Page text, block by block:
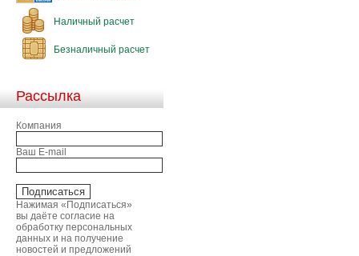
Наличный расчет
Безналичный расчет
Рассылка
Компания
Ваш E-mail
Нажимая «Подписаться»
вы даёте согласие на
обработку персональных
данных и на получение
новостей и предложений